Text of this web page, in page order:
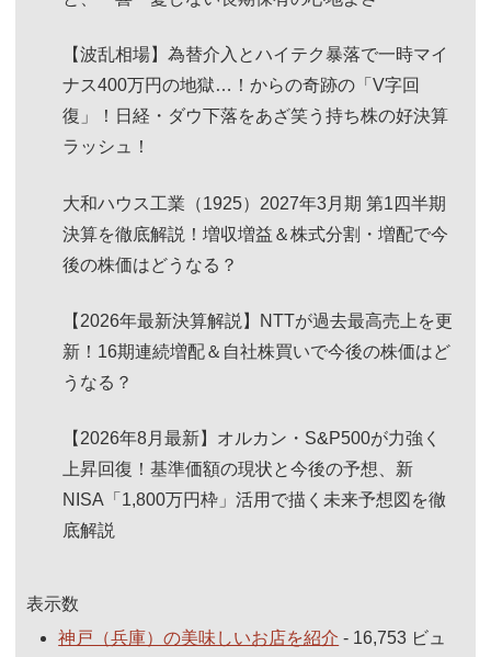
【波乱相場】為替介入とハイテク暴落で一時マイ
ナス400万円の地獄…！からの奇跡の「V字回
復」！日経・ダウ下落をあざ笑う持ち株の好決算
ラッシュ！
大和ハウス工業（1925）2027年3月期 第1四半期
決算を徹底解説！増収増益＆株式分割・増配で今
後の株価はどうなる？
【2026年最新決算解説】NTTが過去最高売上を更
新！16期連続増配＆自社株買いで今後の株価はど
うなる？
【2026年8月最新】オルカン・S&P500が力強く
上昇回復！基準価額の現状と今後の予想、新
NISA「1,800万円枠」活用で描く未来予想図を徹
底解説
表示数
神戸（兵庫）の美味しいお店を紹介 - 16,753 ビュ